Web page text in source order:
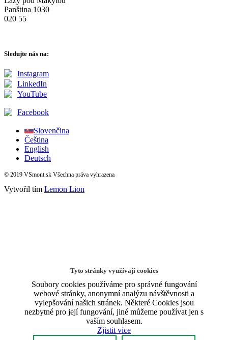
Panština 1030
020 55
Sledujte nás na:
Instagram
LinkedIn
YouTube
Facebook
Slovenčina
Čeština
English
Deutsch
© 2019 VSmont.sk Všechna práva vyhrazena
Vytvořil tím Lemon Lion
Tyto stránky využívají cookies
Soubory cookies používáme pro správné fungování
webové stránky, anonymní analýzu návštěvnosti a
vylepšování našich stránek. Některé Cookies jsou
nezbytné pro její fungování, jiné můžeme používat jen s
vaším souhlasem.
Zjistit více